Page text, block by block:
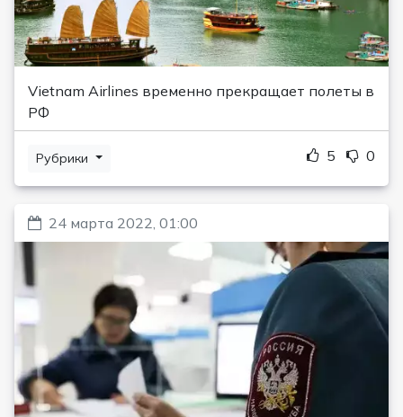
Vietnam Airlines временно прекращает полеты в
РФ
Рубрики 5 0
24 марта 2022, 01:00